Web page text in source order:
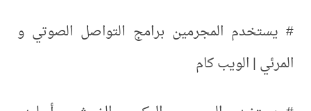
# يستخدم المجرمين برامج التواصل الصوتي و
المرئي | الويب كام